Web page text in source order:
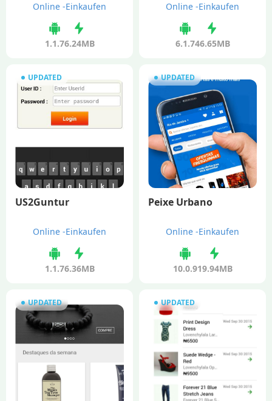
Online -Einkaufen
1.1.76.24MB
Online -Einkaufen
6.1.746.65MB
UPDATED
US2Guntur
Online -Einkaufen
1.1.76.36MB
UPDATED
Peixe Urbano
Online -Einkaufen
10.0.919.94MB
UPDATED UPDATED